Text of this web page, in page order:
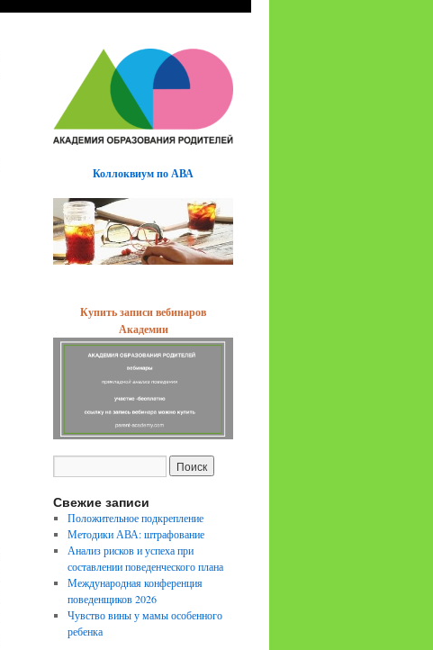
Коллоквиум по АВА
Купить записи вебинаров
Академии
Свежие записи
Положительное подкрепление
Методики АВА: штрафование
Анализ рисков и успеха при
составлении поведенческого плана
Международная конференция
поведенщиков 2026
Чувство вины у мамы особенного
ребенка